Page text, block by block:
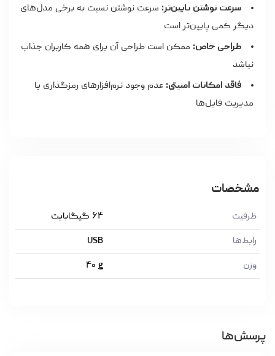
سرعت نوشتن پایین‌تر: سرعت نوشتن نسبت به برخی مدل‌های
دیگر کمی پایین‌تر است
طراحی خاص: ممکن است طراحی آن برای همه کاربران جذاب
نباشد
فاقد امکانات امنیتی: عدم وجود نرم‌افزارهای رمزگذاری یا
مدیریت فایل‌ها
مشخصات
ظرفیت
۶۴ گیگابایت
رابط‌ها
USB
وزن
۴۰ g
پرسش‌ها